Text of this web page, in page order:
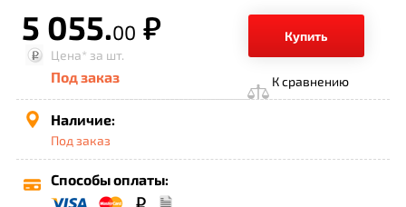
5 055.00 р.
Купить
Цена* за шт.
Под заказ К сравнению
Наличие:
Под заказ
Способы оплаты: